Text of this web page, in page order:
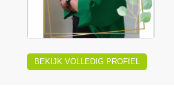
BEKIJK VOLLEDIG PROFIEL